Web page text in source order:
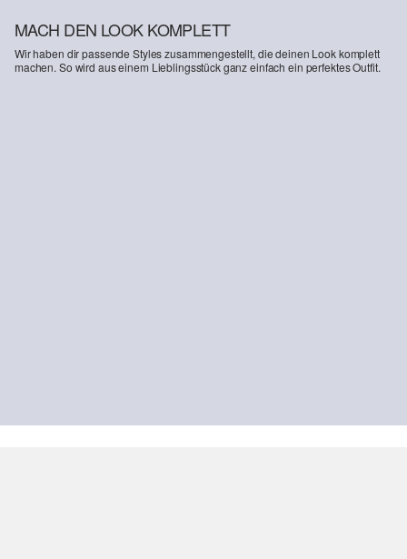
MACH DEN LOOK KOMPLETT
Wir haben dir passende Styles zusammengestellt, die deinen Look komplett
machen. So wird aus einem Lieblingsstück ganz einfach ein perfektes Outfit.